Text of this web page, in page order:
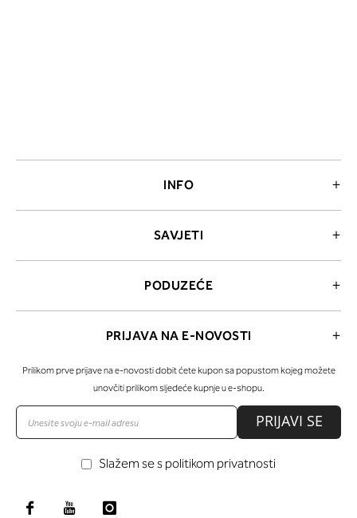
INFO
SAVJETI
PODUZEĆE
PRIJAVA NA E-NOVOSTI
Prilikom prve prijave na e-novosti dobit ćete kupon sa popustom kojeg možete
unovčiti prilikom sljedeće kupnje u e-shopu.
PRIJAVI SE
Slažem se s politikom privatnosti